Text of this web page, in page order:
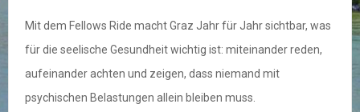
Mit dem Fellows Ride macht Graz Jahr für Jahr sichtbar, was
für die seelische Gesundheit wichtig ist: miteinander reden,
aufeinander achten und zeigen, dass niemand mit
psychischen Belastungen allein bleiben muss.